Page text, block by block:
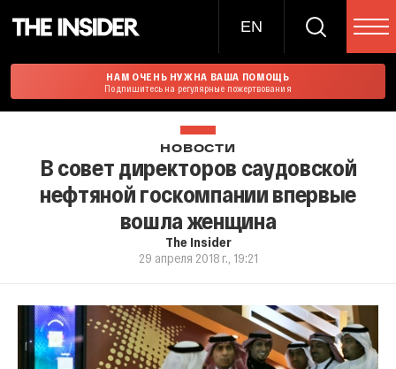
EN
НАМ ОЧЕНЬ НУЖНА ВАША ПОМОЩЬ
Подпишитесь на регулярные пожертвования
НОВОСТИ
В совет директоров саудовской
нефтяной госкомпании впервые
вошла женщина
The Insider
29 апреля 2018 г., 19:21